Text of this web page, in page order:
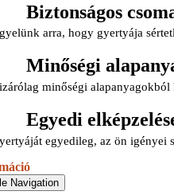
Biztonságos
arra, hogy gyertyája
Minőségi
minőségi
Egyedi
egyedileg, az ön igényei
Navigation